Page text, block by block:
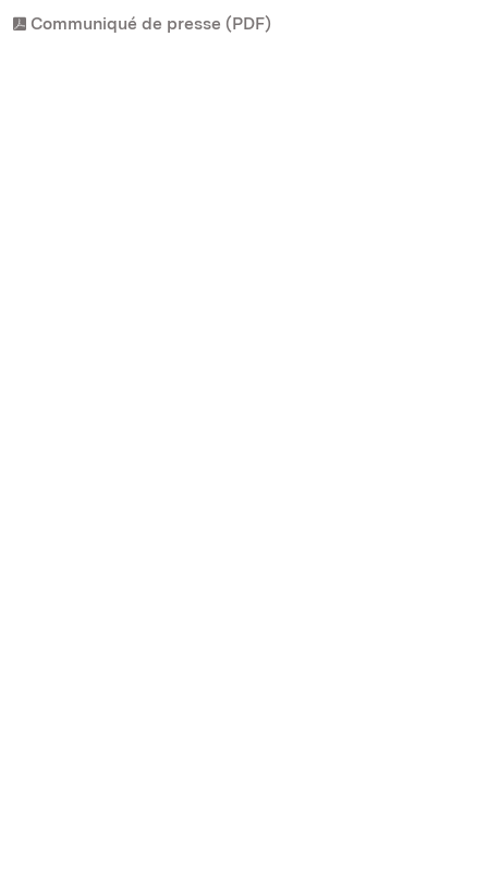
Communiqué de presse (PDF)